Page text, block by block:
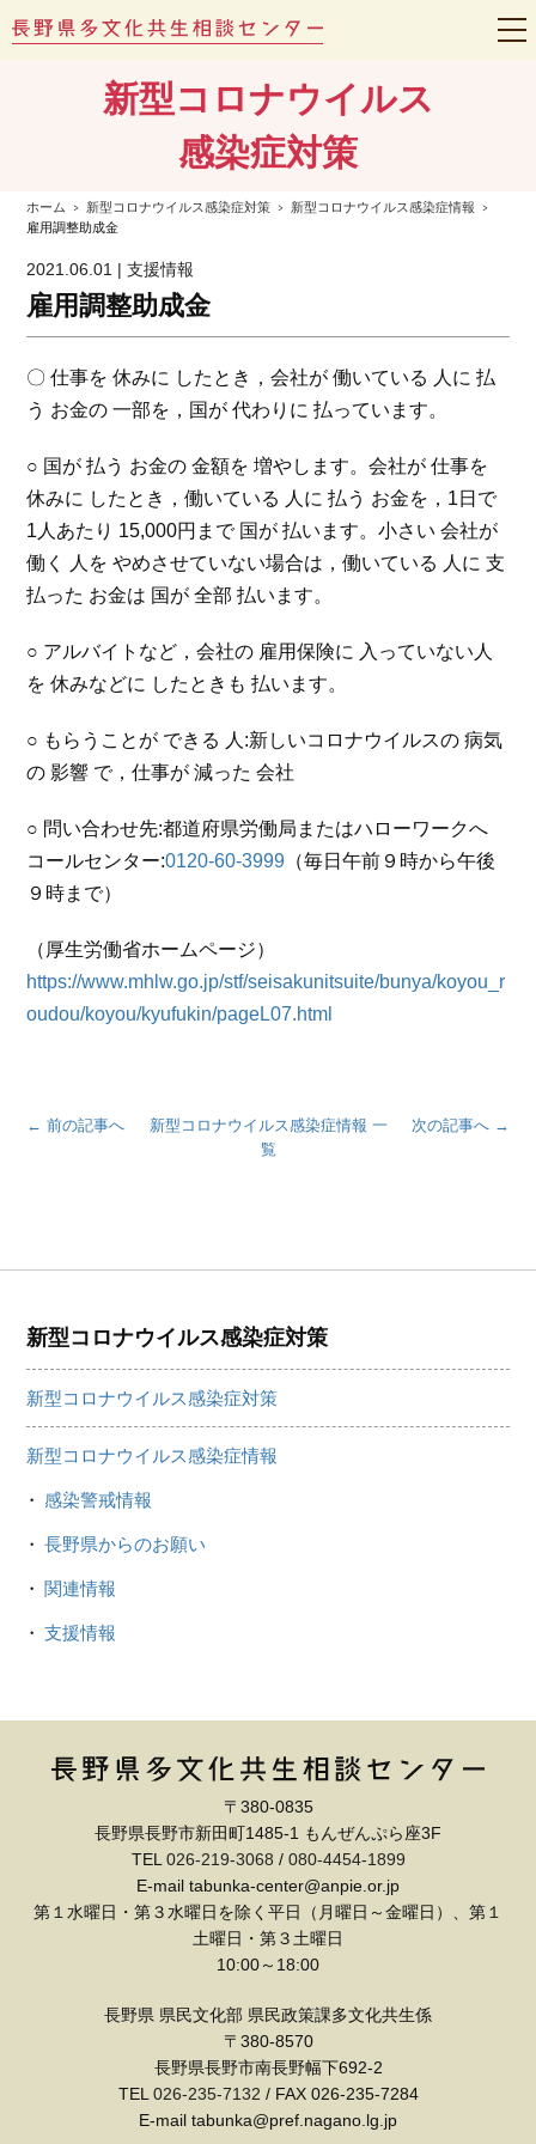
t
新型コロナウイルス
感染症対策
ホーム 新型コロナウイルス感染症対策
新型コロナウイルス感染症情報
雇用調整助成金
2021.06.01 | 支援情報
雇用調整助成金
〇 仕事を 休みに したとき，会社が 働いている 人に 払
う お金の 一部を，国が 代わりに 払っています。
○ 国が 払う お金の 金額を 増やします。会社が 仕事を
休みに したとき，働いている 人に 払う お金を，1日で
1人あたり 15,000円まで 国が 払います。小さい 会社が
働く 人を やめさせていない場合は，働いている 人に 支
払った お金は 国が 全部 払います。
○ アルバイトなど，会社の 雇用保険に 入っていない人
を 休みなどに したときも 払います。
○ もらうことが できる 人:新しいコロナウイルスの 病気
の 影響 で，仕事が 減った 会社
○ 問い合わせ先:都道府県労働局またはハローワークへ
コールセンター:0120-60-3999 （毎日午前９時から午後
９時まで）
（厚生労働省ホームページ）
https://www.mhlw.go.jp/stf/seisakunitsuite/bunya/koyou_r
oudou/koyou/kyufukin/pageL07.html
← 前の記事へ 次の記事へ →
新型コロナウイルス感染症情報 一
覧
新型コロナウイルス感染症対策
新型コロナウイルス感染症対策
新型コロナウイルス感染症情報
感染警戒情報
長野県からのお願い
関連情報
支援情報
〒380-0835
長野県長野市新田町1485-1 もんぜんぷら座3F
TEL026-219-3068 / 080-4454-1899
E-mail tabunka-center@anpie.or.jp
第１水曜日・第３水曜日を除く平日（月曜日～金曜日）、第１
土曜日・第３土曜日
10:00～18:00
長野県 県民文化部 県民政策課多文化共生係
〒380-8570
長野県長野市南長野幅下692-2
TEL026-235-7132 / FAX 026-235-7284
E-mail tabunka@pref.nagano.lg.jp